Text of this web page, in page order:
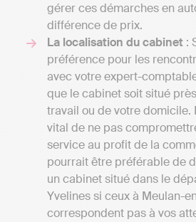
gérer ces démarches en
différence de prix.
La localisation du cabinet :
préférence pour les
avec votre expert-
que le cabinet soit situé
travail ou de votre domicile.
vital de ne pas
service au profit de la
pourrait être préférable de
un cabinet situé dans le
Yvelines si ceux à Meulan-
correspondent pas à vos